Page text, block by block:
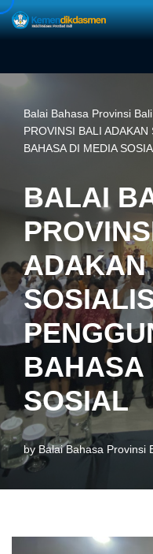
Balai Bahasa Provinsi Bali
PROVINSI BALI
BAHASA DI MEDIA
BALAI
ADAKAN
BAHASA
SOSIAL
by Balai Bahasa Provinsi